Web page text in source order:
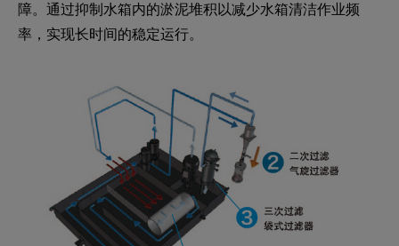
障。通过抑制水箱内的淤泥堆积以减少水箱清洁作业频
率，实现长时间的稳定运行。